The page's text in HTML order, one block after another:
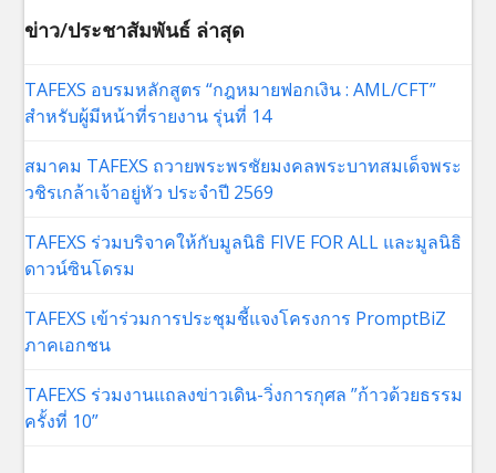
ข่าว/ประชาสัมพันธ์ ล่าสุด
TAFEXS อบรมหลักสูตร “กฎหมายฟอกเงิน : AML/CFT”
สำหรับผู้มีหน้าที่รายงาน รุ่นที่ 14
สมาคม TAFEXS ถวายพระพรชัยมงคลพระบาทสมเด็จพระ
วชิรเกล้าเจ้าอยู่หัว ประจำปี 2569
TAFEXS ร่วมบริจาคให้กับมูลนิธิ FIVE FOR ALL และมูลนิธิ
ดาวน์ซินโดรม
TAFEXS เข้าร่วมการประชุมชี้แจงโครงการ PromptBiZ
ภาคเอกชน
TAFEXS ร่วมงานแถลงข่าวเดิน-วิ่งการกุศล ”ก้าวด้วยธรรม
ครั้งที่ 10”